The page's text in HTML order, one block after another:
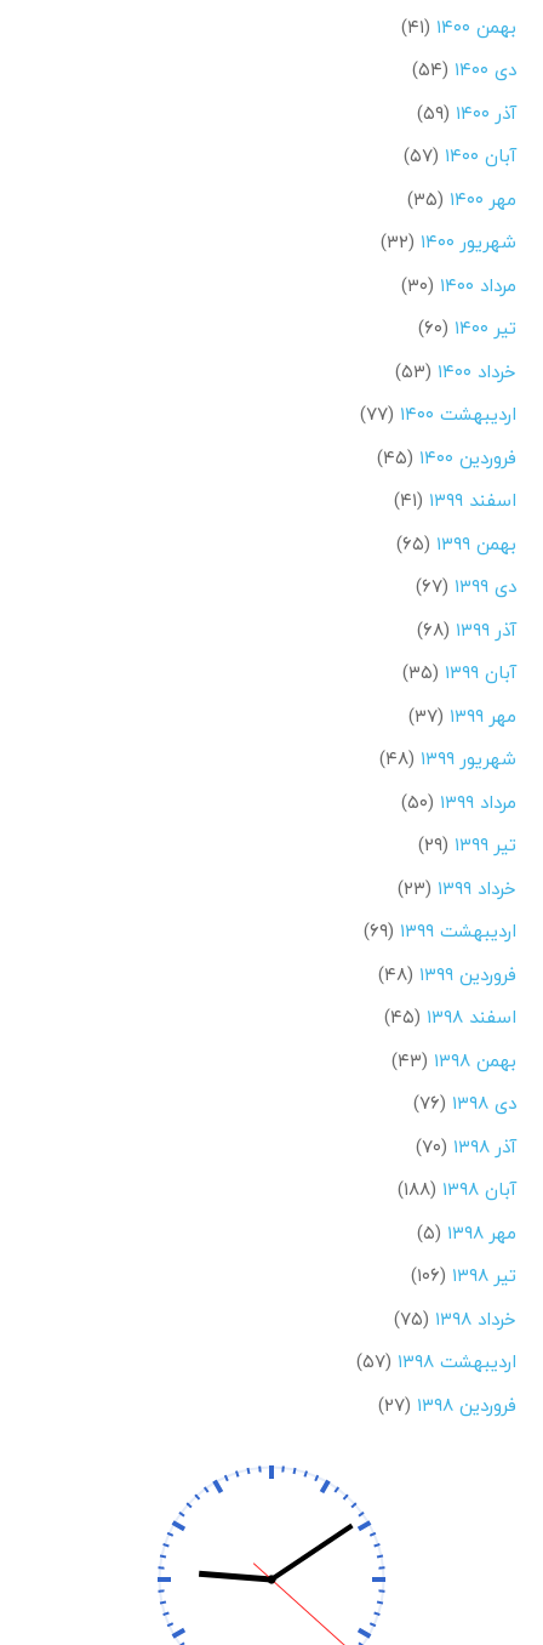
بهمن ۱۴۰۰
(۴۱)
دی ۱۴۰۰
(۵۴)
آذر ۱۴۰۰
(۵۹)
آبان ۱۴۰۰
(۵۷)
مهر ۱۴۰۰
(۳۵)
شهریور ۱۴۰۰
(۳۲)
مرداد ۱۴۰۰
(۳۰)
تیر ۱۴۰۰
(۶۰)
خرداد ۱۴۰۰
(۵۳)
اردیبهشت ۱۴۰۰
(۷۷)
فروردین ۱۴۰۰
(۴۵)
اسفند ۱۳۹۹
(۴۱)
بهمن ۱۳۹۹
(۶۵)
دی ۱۳۹۹
(۶۷)
آذر ۱۳۹۹
(۶۸)
آبان ۱۳۹۹
(۳۵)
مهر ۱۳۹۹
(۳۷)
شهریور ۱۳۹۹
(۴۸)
مرداد ۱۳۹۹
(۵۰)
تیر ۱۳۹۹
(۲۹)
خرداد ۱۳۹۹
(۲۳)
اردیبهشت ۱۳۹۹
(۶۹)
فروردین ۱۳۹۹
(۴۸)
اسفند ۱۳۹۸
(۴۵)
بهمن ۱۳۹۸
(۴۳)
دی ۱۳۹۸
(۷۶)
آذر ۱۳۹۸
(۷۰)
آبان ۱۳۹۸
(۱۸۸)
مهر ۱۳۹۸
(۵)
تیر ۱۳۹۸
(۱۰۶)
خرداد ۱۳۹۸
(۷۵)
اردیبهشت ۱۳۹۸
(۵۷)
فروردین ۱۳۹۸
(۲۷)